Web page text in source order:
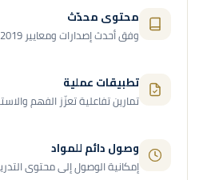
محتوى محدّث
وفق أحدث إصدارات ومعايير COBIT 2019 الرسمية
تطبيقات عملية
تمارين تفاعلية تعزّز الفهم
وصول دائم للمواد
إمكانية الوصول إلى محتوى